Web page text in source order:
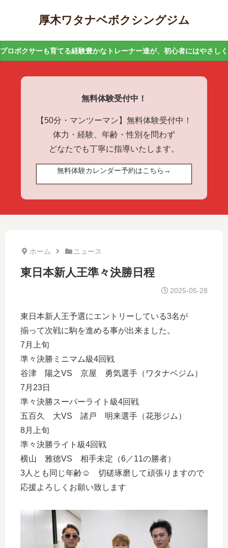
厚木ワタナベボクシングジム
プロボクサーも育てる経験豊かなトレーナー達が、初心者にはやさし
無料体験受付中！
【50分・マンツーマン】無料体験受付中！
体力・経験、年齢・性別を問わず
どなたでも丁寧に指導いたします。
無料体験カレンダー予約はこちら→
ホーム ニュース
東日本新人王準々決勝日程
2025-05-28
東日本新人王予選にエントリーしている3名が
揃って次戦に駒を進める事が出来ました。
7月上旬
準々決勝ミニマム級4回戦
谷津 陽之VS 京屋 勇気選手（ワタナベジム）
7月23日
準々決勝スーパーライト級4回戦
五百久 大VS 諸戸 明来選手（花形ジム）
8月上旬
準々決勝ライト級4回戦
横山 雅徳VS 相手未定（6／11の勝者）
3人とも同じ年齢☺ 切磋琢磨して頑張りますので
応援よろしくお願い致します